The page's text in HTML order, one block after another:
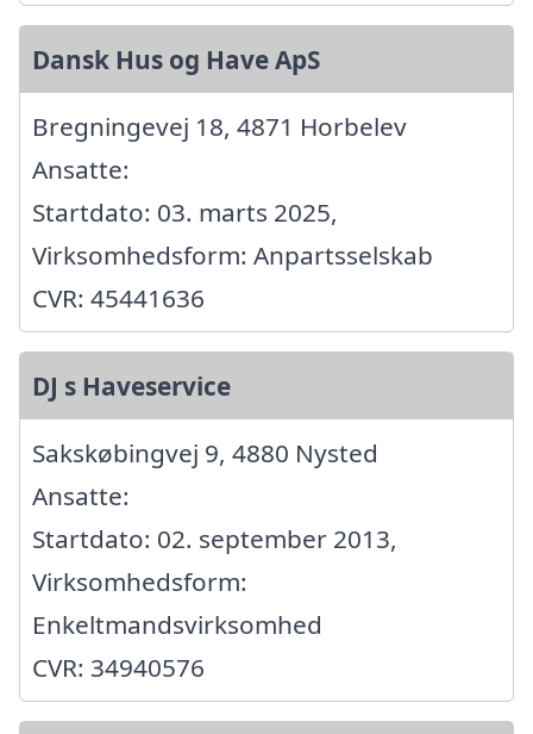
Dansk Hus og Have ApS
Bregningevej 18, 4871 Horbelev
Ansatte:
Startdato: 03. marts 2025,
Virksomhedsform: Anpartsselskab
CVR: 45441636
DJ s Haveservice
Sakskøbingvej 9, 4880 Nysted
Ansatte:
Startdato: 02. september 2013,
Virksomhedsform:
Enkeltmandsvirksomhed
CVR: 34940576